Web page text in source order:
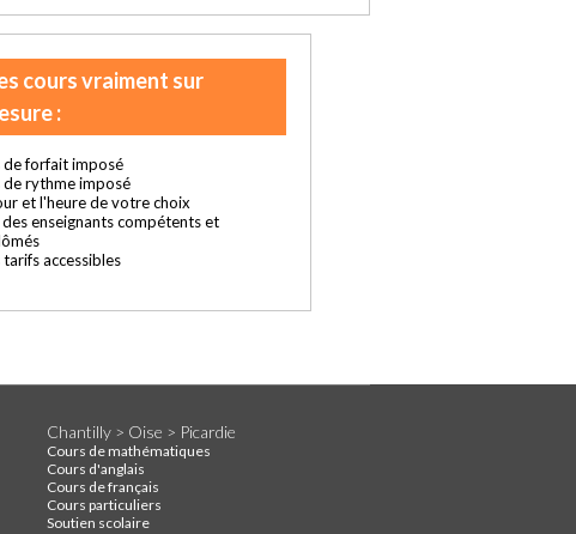
cours vraiment sur
:
de forfait imposé
de rythme imposé
et l'heure de votre choix
enseignants compétents et
tarifs accessibles
Chantilly > Oise > Picardie
Cours de mathématiques
Cours d'anglais
Cours de français
Cours particuliers
Soutien scolaire